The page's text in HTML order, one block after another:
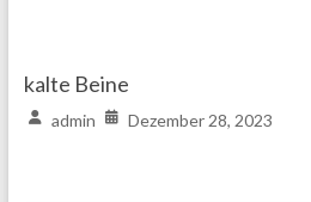
kalte Beine
admin Dezember 28, 2023